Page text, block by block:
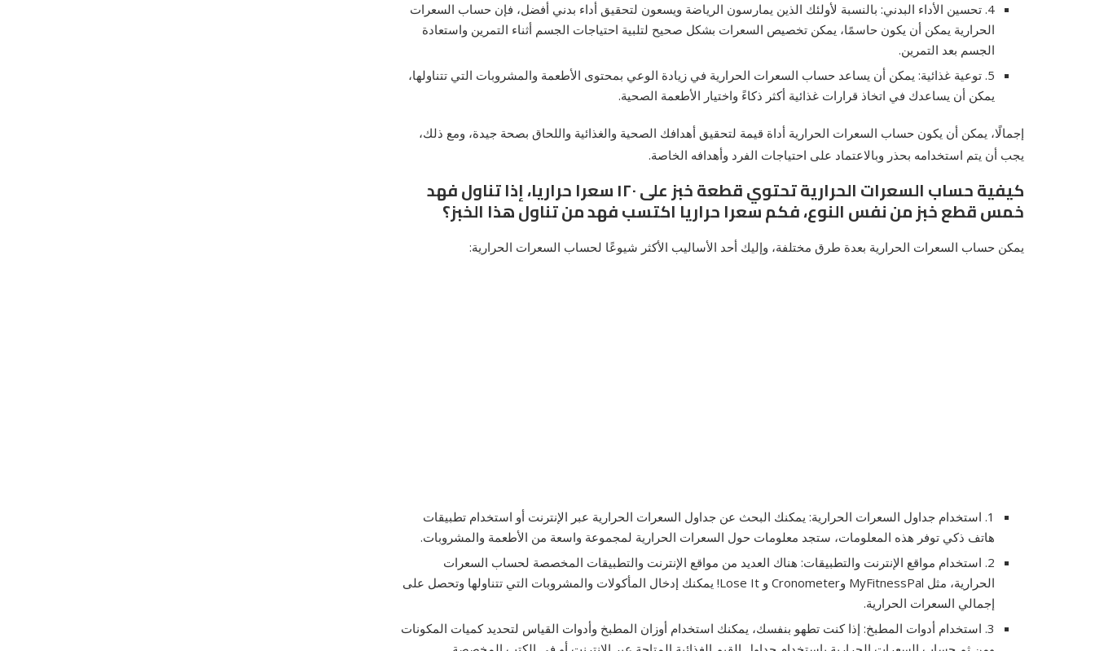
4. تحسين الأداء البدني: بالنسبة لأولئك الذين يمارسون الرياضة ويسعون لتحقيق أداء بدني أفضل، فإن حساب السعرات
الحرارية يمكن أن يكون حاسمًا، يمكن تخصيص السعرات بشكل صحيح لتلبية احتياجات الجسم أثناء التمرين واستعادة
الجسم بعد التمرين.
5. توعية غذائية: يمكن أن يساعد حساب السعرات الحرارية في زيادة الوعي بمحتوى الأطعمة والمشروبات التي تتناولها،
يمكن أن يساعدك في اتخاذ قرارات غذائية أكثر ذكاءً واختيار الأطعمة الصحية.
إجمالًا، يمكن أن يكون حساب السعرات الحرارية أداة قيمة لتحقيق أهدافك الصحية والغذائية واللحاق بصحة جيدة، ومع ذلك،
يجب أن يتم استخدامه بحذر وبالاعتماد على احتياجات الفرد وأهدافه الخاصة.
كيفية حساب السعرات الحرارية تحتوي قطعة خبز على ١٢٠ سعرا حراريا، إذا تناول فهد
خمس قطع خبز من نفس النوع، فكم سعرا حراريا اكتسب فهد من تناول هذا الخبز؟
يمكن حساب السعرات الحرارية بعدة طرق مختلفة، وإليك أحد الأساليب الأكثر شيوعًا لحساب السعرات الحرارية:
1. استخدام جداول السعرات الحرارية: يمكنك البحث عن جداول السعرات الحرارية عبر الإنترنت أو استخدام تطبيقات
هاتف ذكي توفر هذه المعلومات، ستجد معلومات حول السعرات الحرارية لمجموعة واسعة من الأطعمة والمشروبات.
2. استخدام مواقع الإنترنت والتطبيقات: هناك العديد من مواقع الإنترنت والتطبيقات المخصصة لحساب السعرات
الحرارية، مثل MyFitnessPal وCronometer و Lose It! يمكنك إدخال المأكولات والمشروبات التي تتناولها وتحصل على
إجمالي السعرات الحرارية.
3. استخدام أدوات المطبخ: إذا كنت تطهو بنفسك، يمكنك استخدام أوزان المطبخ وأدوات القياس لتحديد كميات المكونات